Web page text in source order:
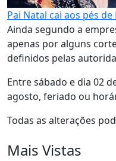
Pai Natal cai aos pés
Ainda segundo a
apenas por alguns
definidos pelas
Entre sábado e dia 02
agosto, feriado ou
Todas as alterações
Mais Vistas